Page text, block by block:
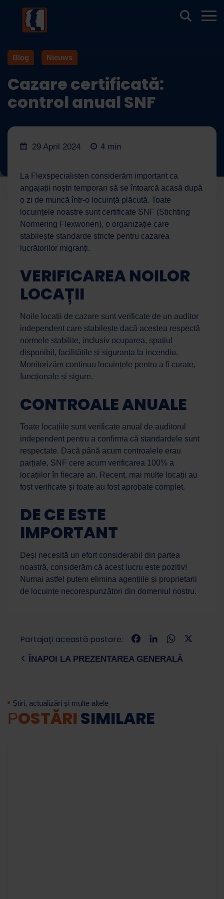
Blog Nieuws
Cazare certificată:
control anual SNF
29 April 2024 4 min
La Flexspecialisten considerăm important ca
angajații noștri temporari să se întoarcă acasă după
o zi de muncă într-o locuință plăcută. Toate
locuințele noastre sunt certificate SNF (Stichting
Normering Flexwonen), o organizație care
stabilește standarde stricte pentru cazarea
lucrătorilor migranți.
VERIFICAREA NOILOR
LOCAȚII
Noile locații de cazare sunt verificate de un auditor
independent care stabilește dacă acestea respectă
normele stabilite, inclusiv ocuparea, spațiul
disponibil, facilitățile și siguranța la incendiu.
Monitorizăm continuu locuințele pentru a fi curate,
funcționale și sigure.
CONTROALE ANUALE
Toate locațiile sunt verificate anual de auditorul
independent pentru a confirma că standardele sunt
respectate. Dacă până acum controalele erau
parțiale, SNF cere acum verificarea 100% a
locațiilor în fiecare an. Recent, mai multe locații au
fost verificate și toate au fost aprobate complet.
DE CE ESTE
IMPORTANT
Deși necesită un efort considerabil din partea
noastră, considerăm că acest lucru este pozitiv!
Numai astfel putem elimina agențiile și proprietarii
de locuințe necorespunzători din domeniul nostru.
Partajați această postare: FacebookLinkedInWhatsApp
ÎNAPOI LA PREZENTAREA GENERALĂ
Știri, actualizări și multe altele
POSTĂRI SIMILARE
Work Force Asistent AI
Salut! Cu ce te pot ajuta astăzi?